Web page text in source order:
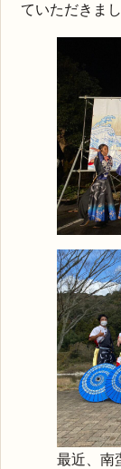
ていただきま
最近、南